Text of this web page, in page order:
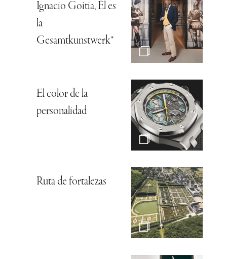
Ignacio Goitia, Él es
la
Gesamtkunstwerk*
El color de la
personalidad
Ruta de fortalezas